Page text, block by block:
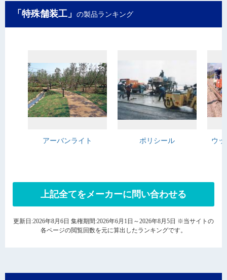
「特殊舗装工」 の製品ランキング
アーバンライト ポリシール ウ
上記全てをメーカーに問い合わせる
更新日:2026年8月6日 集権期間:2026年6月1日～2026年8月5日 ※当サイトの
各ページの閲覧回数を元に算出したランキングです。